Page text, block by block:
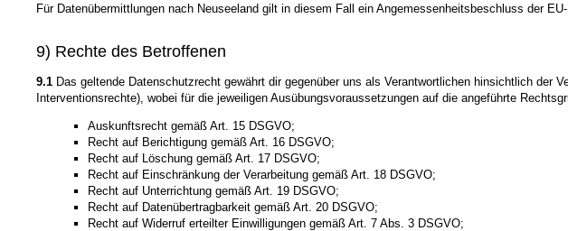
Für Datenübermittlungen nach Neuseeland gilt in diesem Fall ein Angemessenheitsbeschluss der
9) Rechte des Betroffenen
9.1 Das geltende Datenschutzrecht gewährt dir gegenüber uns als Verantwortlichen hinsichtlich der
Interventionsrechte), wobei für die jeweiligen Ausübungsvoraussetzungen auf die angeführte
Auskunftsrecht gemäß Art. 15 DSGVO;
Recht auf Berichtigung gemäß Art. 16 DSGVO;
Recht auf Löschung gemäß Art. 17 DSGVO;
Recht auf Einschränkung der Verarbeitung gemäß Art. 18 DSGVO;
Recht auf Unterrichtung gemäß Art. 19 DSGVO;
Recht auf Datenübertragbarkeit gemäß Art. 20 DSGVO;
Recht auf Widerruf erteilter Einwilligungen gemäß Art. 7 Abs. 3 DSGVO;